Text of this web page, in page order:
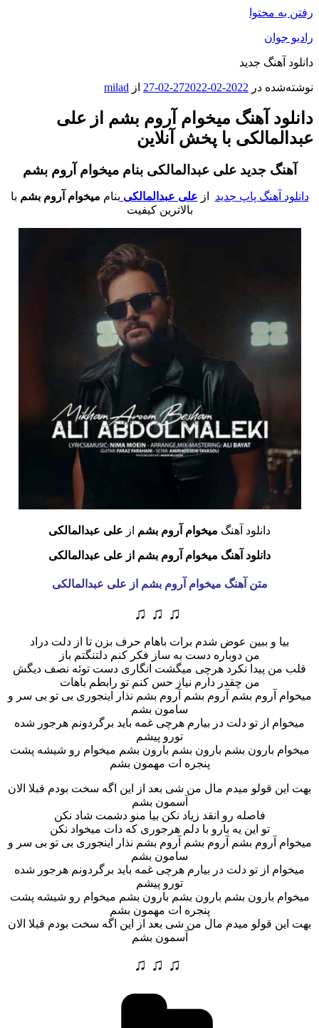
رفتن به محتوا
رادیو جوان
دانلود آهنگ جدید
نوشته‌شده در 2022-02-27
2022-02-27 از milad
دانلود آهنگ میخوام آروم بشم از علی
عبدالمالکی با پخش آنلاین
آهنگ جدید علی عبدالمالکیبنام میخوام آروم بشم
دانلود آهنگ پاپ جدید از علی عبدالمالکی بنام میخوام آروم بشم با
بالاترین کیفیت
دانلود آهنگ میخوام آروم بشم از علی عبدالمالکی
دانلود آهنگ میخوام آروم بشم از علی عبدالمالکی
متن آهنگ میخوام آروم بشم از علی عبدالمالکی
♫ ♫ ♫
بیا و ببین عوض شدم برات باهام حرف بزن تا از دلت دراد
من دوباره دست به ساز فکر کنم دلتنگتم باز
قلب من پیدا نکرد هرچی میگشت انگاری دست توئه نصف دیگش
من چقدر دارم نیاز حس کنم تو رابطم باهات
میخوام آروم بشم آروم بشم آروم بشم نذار اینجوری بی تو بی سر و
سامون بشم
میخوام از تو دلت در بیارم هرچی غمه باید برگردونم هرجور شده
تورو پیشم
میخوام بارون بشم بارون بشم بارون بشم میخوام رو شیشه پشت
پنجره ات مهمون بشم
بهت این قولو میدم مال من شی بعد از این اگه سخت بودم قبلا الان
آسمون بشم
فاصله رو انقد زیاد نکن بیا منو دشمت شاد نکن
تو این یه بارو با دلم هرجوری که دات میخواد نکن
میخوام آروم بشم آروم بشم آروم بشم نذار اینجوری بی تو بی سر و
سامون بشم
میخوام از تو دلت در بیارم هرچی غمه باید برگردونم هرجور شده
تورو پیشم
میخوام بارون بشم بارون بشم بارون بشم میخوام رو شیشه پشت
پنجره ات مهمون بشم
بهت این قولو میدم مال من شی بعد از این اگه سخت بودم قبلا الان
آسمون بشم
♫ ♫ ♫